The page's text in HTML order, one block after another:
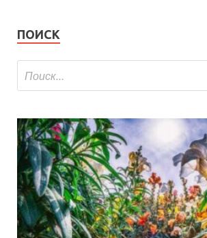
ПОИСК